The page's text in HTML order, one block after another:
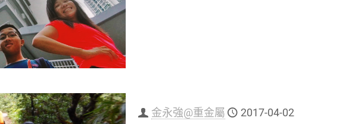
金永強@重金屬 2017-04-02